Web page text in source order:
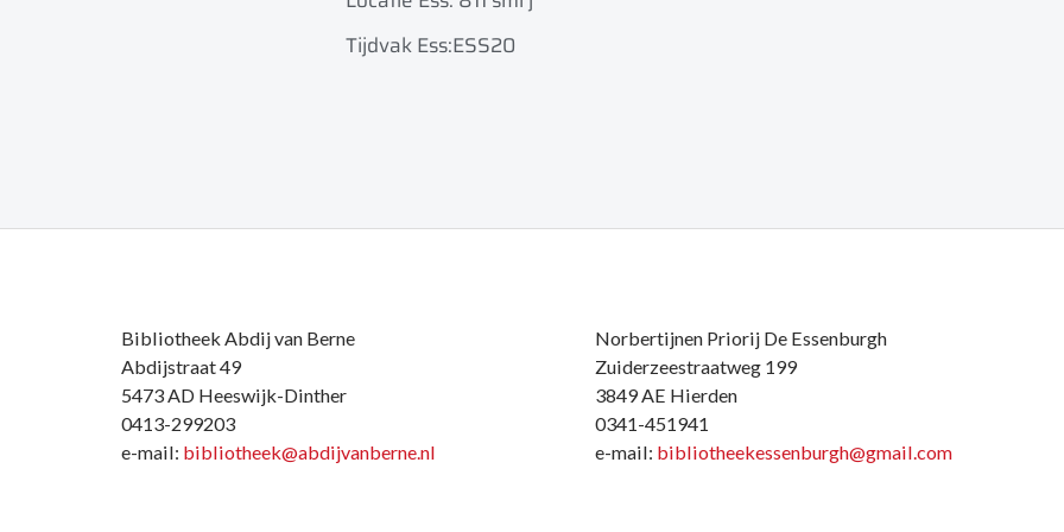
Tijdvak Ess:ESS20
Bibliotheek Abdij van Berne
Abdijstraat 49
5473 AD Heeswijk-Dinther
0413-299203
e-mail: bibliotheek@abdijvanberne.nl
Norbertijnen Priorij De Essenburgh
Zuiderzeestraatweg 199
3849 AE Hierden
0341-451941
e-mail: bibliotheekessenburgh@gmail.com